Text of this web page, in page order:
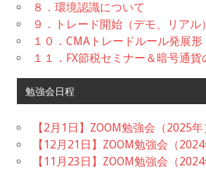
８．環境認識について
９．トレード開始（デモ、リアル）
１０．CMAトレードルール発展形
１１．FX節税セミナー＆暗号通
勉強会日程
【2月1日】ZOOM勉強会（2025年
【12月21日】ZOOM勉強会（2024
【11月23日】ZOOM勉強会（2024